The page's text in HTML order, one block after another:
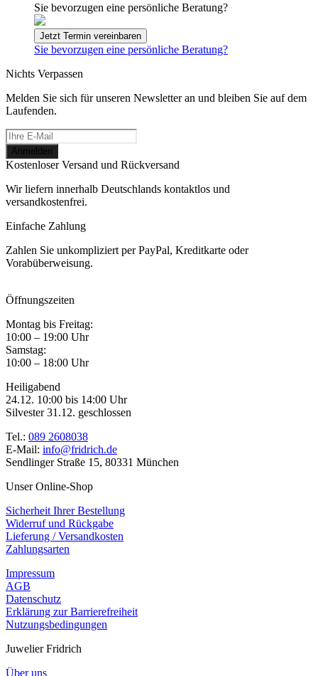
Sie bevorzugen eine persönliche Beratung?
Jetzt Termin vereinbaren
Sie bevorzugen eine persönliche Beratung?
Nichts Verpassen
Melden Sie sich für unseren Newsletter an und bleiben Sie auf dem
Laufenden.
Kostenloser Versand und Rückversand
Wir liefern innerhalb Deutschlands kontaktlos und
versandkostenfrei.
Einfache Zahlung
Zahlen Sie unkompliziert per PayPal, Kreditkarte oder
Vorabüberweisung.
Öffnungszeiten
Montag bis Freitag:
10:00 – 19:00 Uhr
Samstag:
10:00 – 18:00 Uhr
Heiligabend
24.12. 10:00 bis 14:00 Uhr
Silvester 31.12. geschlossen
Tel.: 089 2608038
E-Mail: info@fridrich.de
Sendlinger Straße 15, 80331 München
Unser Online-Shop
Sicherheit Ihrer Bestellung
Widerruf und Rückgabe
Lieferung / Versandkosten
Zahlungsarten
Impressum
AGB
Datenschutz
Erklärung zur Barrierefreiheit
Nutzungsbedingungen
Juwelier Fridrich
Über uns